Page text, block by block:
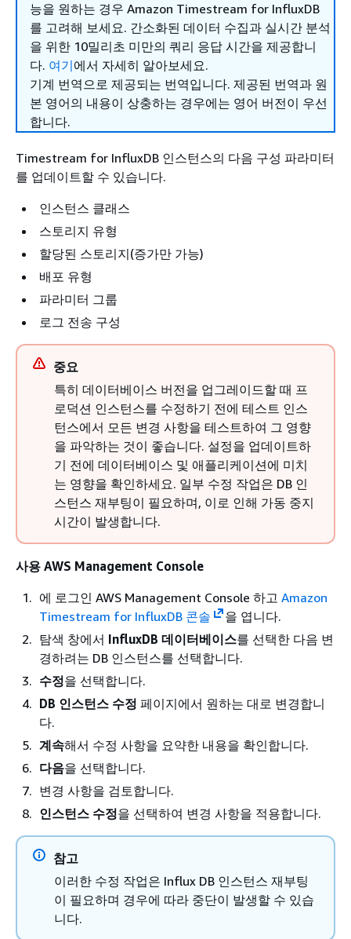
능을 원하는 경우 Amazon Timestream for InfluxDB
를 고려해 보세요. 간소화된 데이터 수집과 실시간 분석
을 위한 10밀리초 미만의 쿼리 응답 시간을 제공합니
다. 여기에서 자세히 알아보세요.
기계 번역으로 제공되는 번역입니다. 제공된 번역과 원
본 영어의 내용이 상충하는 경우에는 영어 버전이 우선
합니다.
Timestream for InfluxDB 인스턴스의 다음 구성 파라미터
를 업데이트할 수 있습니다.
인스턴스 클래스
스토리지 유형
할당된 스토리지(증가만 가능)
배포 유형
파라미터 그룹
로그 전송 구성
중요
특히 데이터베이스 버전을 업그레이드할 때 프
로덕션 인스턴스를 수정하기 전에 테스트 인스
턴스에서 모든 변경 사항을 테스트하여 그 영향
을 파악하는 것이 좋습니다. 설정을 업데이트하
기 전에 데이터베이스 및 애플리케이션에 미치
는 영향을 확인하세요. 일부 수정 작업은 DB 인
스턴스 재부팅이 필요하며, 이로 인해 가동 중지
시간이 발생합니다.
사용 AWS Management Console
에 로그인 AWS Management Console 하고 Amazon
Timestream for InfluxDB 콘솔
을 엽니다.
탐색 창에서 InfluxDB 데이터베이스를 선택한 다음 변
경하려는 DB 인스턴스를 선택합니다.
수정을 선택합니다.
DB 인스턴스 수정 페이지에서 원하는 대로 변경합니
다.
계속해서 수정 사항을 요약한 내용을 확인합니다.
다음을 선택합니다.
변경 사항을 검토합니다.
인스턴스 수정을 선택하여 변경 사항을 적용합니다.
참고
이러한 수정 작업은 Influx DB 인스턴스 재부팅
이 필요하며 경우에 따라 중단이 발생할 수 있습
니다.